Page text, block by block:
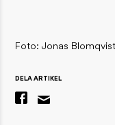
Foto: Jonas Blomqvist
DELA ARTIKEL